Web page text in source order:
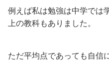
例えば私は勉強は中学では
上の教科もありました。
ただ平均点であっても自信